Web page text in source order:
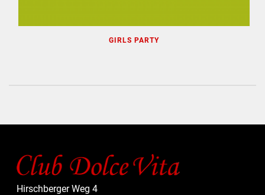
GIRLS PARTY
Hirschberger Weg 4